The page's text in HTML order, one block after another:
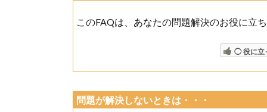
このFAQは、あなたの問題解決のお役に立
◯ 役に立
問題が解決しないときは・・・